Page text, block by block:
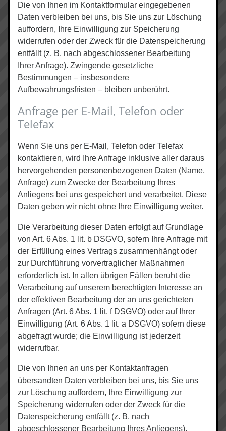
Die von Ihnen im Kontaktformular eingegebenen
Daten verbleiben bei uns, bis Sie uns zur Löschung
auffordern, Ihre Einwilligung zur Speicherung
widerrufen oder der Zweck für die Datenspeicherung
entfällt (z. B. nach abgeschlossener Bearbeitung
Ihrer Anfrage). Zwingende gesetzliche
Bestimmungen – insbesondere
Aufbewahrungsfristen – bleiben unberührt.
Anfrage per E-Mail, Telefon oder
Telefax
Wenn Sie uns per E-Mail, Telefon oder Telefax
kontaktieren, wird Ihre Anfrage inklusive aller daraus
hervorgehenden personenbezogenen Daten (Name,
Anfrage) zum Zwecke der Bearbeitung Ihres
Anliegens bei uns gespeichert und verarbeitet. Diese
Daten geben wir nicht ohne Ihre Einwilligung weiter.
Die Verarbeitung dieser Daten erfolgt auf Grundlage
von Art. 6 Abs. 1 lit. b DSGVO, sofern Ihre Anfrage mit
der Erfüllung eines Vertrags zusammenhängt oder
zur Durchführung vorvertraglicher Maßnahmen
erforderlich ist. In allen übrigen Fällen beruht die
Verarbeitung auf unserem berechtigten Interesse an
der effektiven Bearbeitung der an uns gerichteten
Anfragen (Art. 6 Abs. 1 lit. f DSGVO) oder auf Ihrer
Einwilligung (Art. 6 Abs. 1 lit. a DSGVO) sofern diese
abgefragt wurde; die Einwilligung ist jederzeit
widerrufbar.
Die von Ihnen an uns per Kontaktanfragen
übersandten Daten verbleiben bei uns, bis Sie uns
zur Löschung auffordern, Ihre Einwilligung zur
Speicherung widerrufen oder der Zweck für die
Datenspeicherung entfällt (z. B. nach
abgeschlossener Bearbeitung Ihres Anliegens).